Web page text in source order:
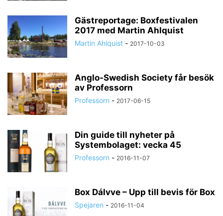
Gästreportage: Boxfestivalen
2017 med Martin Ahlquist
Martin Ahlquist - 2017-10-03
Anglo-Swedish Society får besök
av Professorn
Professorn - 2017-06-15
Din guide till nyheter på
Systembolaget: vecka 45
Professorn - 2016-11-07
Box Dálvve – Upp till bevis för Box
Spejaren - 2016-11-04